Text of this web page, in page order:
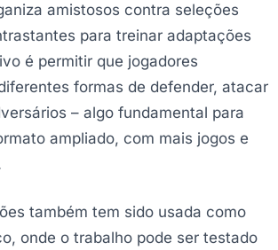
amistosos contra seleções
para treinar adaptações
é permitir que jogadores
formas de defender, atacar
– algo fundamental para
ampliado, com mais jogos e
também tem sido usada como
onde o trabalho pode ser testado